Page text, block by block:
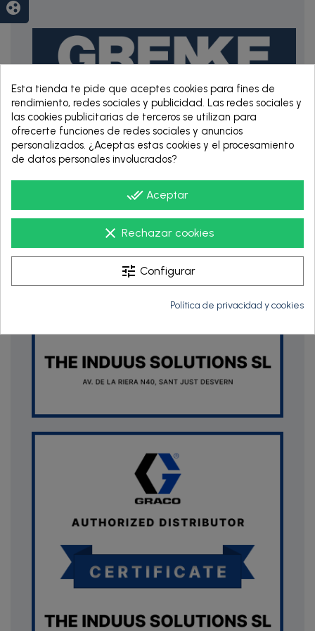
RENTING DE 12
HASTA 60 MESES
Esta tienda te pide que aceptes cookies para fines de
rendimiento, redes sociales y publicidad. Las redes sociales y
las cookies publicitarias de terceros se utilizan para
ofrecerte funciones de redes sociales y anuncios
personalizados. ¿Aceptas estas cookies y el procesamiento
de datos personales involucrados?
done_all Aceptar
clear Rechazar cookies
tune Configurar
Política de privacidad y cookies
group_work